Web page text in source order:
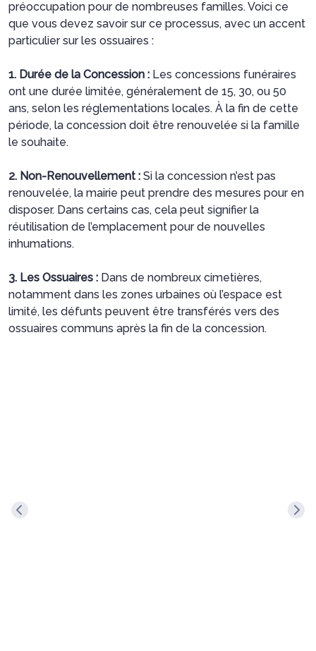
préoccupation pour de nombreuses familles. Voici ce
que vous devez savoir sur ce processus, avec un accent
particulier sur les ossuaires :
1. Durée de la Concession : Les concessions funéraires
ont une durée limitée, généralement de 15, 30, ou 50
ans, selon les réglementations locales. À la fin de cette
période, la concession doit être renouvelée si la famille
le souhaite.
2. Non-Renouvellement : Si la concession n’est pas
renouvelée, la mairie peut prendre des mesures pour en
disposer. Dans certains cas, cela peut signifier la
réutilisation de l’emplacement pour de nouvelles
inhumations.
3. Les Ossuaires : Dans de nombreux cimetières,
notamment dans les zones urbaines où l’espace est
limité, les défunts peuvent être transférés vers des
ossuaires communs après la fin de la concession.